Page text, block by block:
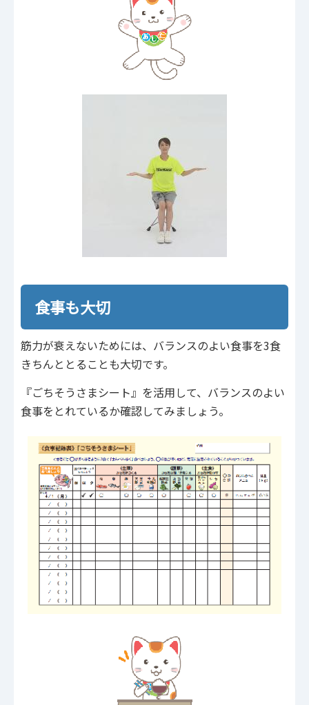
食事も大切
筋力が衰えないためには、バランスのよい食事を3食
きちんととることも大切です。
『ごちそうさまシート』を活用して、バランスのよい
食事をとれているか確認してみましょう。